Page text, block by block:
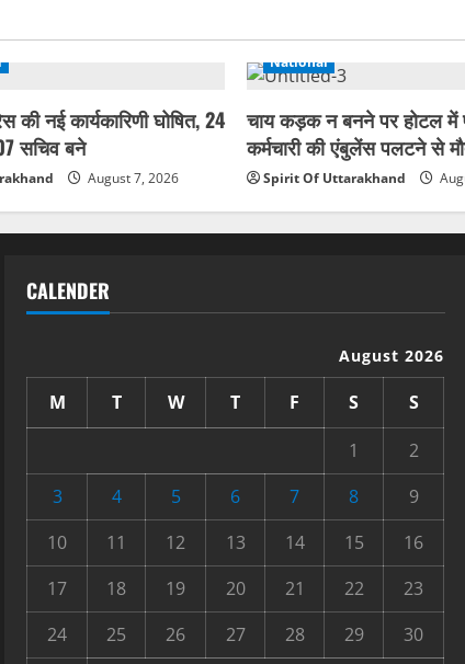
की नई कार्यकारिणी घोषित, 24
सचिव बने
August 7, 2026
National
चाय कड़क न बनने पर होटल में
कर्मचारी की एंबुलेंस पलटने से
Spirit Of Uttarakhand
CALENDER
August 2026
M T W T F S
S
1
2
3
4 5 6 7 8
9
10
11 12 13 14 15
16
17
18 19 20 21 22
23
24
25 26 27 28 29 30